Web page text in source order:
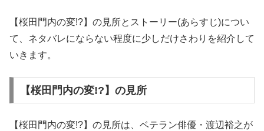
【桜田門内の変!?】の見所とストーリー(あらすじ)につい
て、ネタバレにならない程度に少しだけさわりを紹介して
いきます。
【桜田門内の変!?】の見所
【桜田門内の変!?】の見所は、ベテラン俳優・渡辺裕之が